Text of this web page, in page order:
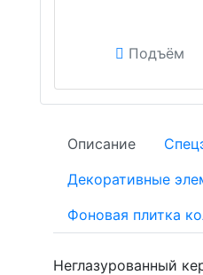
Подъём
Описание
Декоративные
Фоновая плитка
Неглазурованный